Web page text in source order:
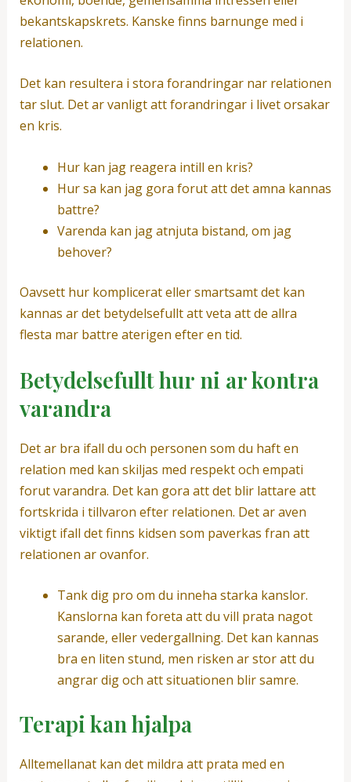
bekantskapskrets. Kanske finns barnunge med i
relationen.
Det kan resultera i stora forandringar nar relationen
tar slut. Det ar vanligt att forandringar i livet orsakar
en kris.
Hur kan jag reagera intill en kris?
Hur sa kan jag gora forut att det amna kannas
battre?
Varenda kan jag atnjuta bistand, om jag
behover?
Oavsett hur komplicerat eller smartsamt det kan
kannas ar det betydelsefullt att veta att de allra
flesta mar battre aterigen efter en tid.
Betydelsefullt hur ni ar kontra
varandra
Det ar bra ifall du och personen som du haft en
relation med kan skiljas med respekt och empati
forut varandra. Det kan gora att det blir lattare att
fortskrida i tillvaron efter relationen. Det ar aven
viktigt ifall det finns kidsen som paverkas fran att
relationen ar ovanfor.
Tank dig pro om du inneha starka kanslor.
Kanslorna kan foreta att du vill prata nagot
sarande, eller vedergallning. Det kan kannas
bra en liten stund, men risken ar stor att du
angrar dig och att situationen blir samre.
Terapi kan hjalpa
Alltemellanat kan det mildra att prata med en